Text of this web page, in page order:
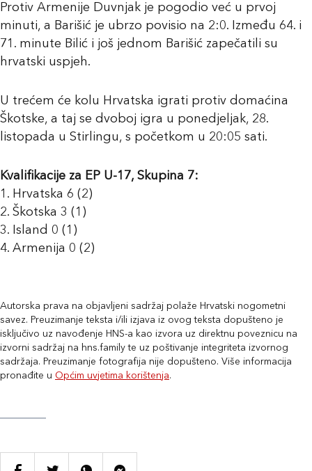
Protiv Armenije Duvnjak je pogodio već u prvoj
minuti, a Barišić je ubrzo povisio na 2:0. Između 64. i
71. minute Bilić i još jednom Barišić zapečatili su
hrvatski uspjeh.
U trećem će kolu Hrvatska igrati protiv domaćina
Škotske, a taj se dvoboj igra u ponedjeljak, 28.
listopada u Stirlingu, s početkom u 20:05 sati.
Kvalifikacije za EP U-17, Skupina 7:
1. Hrvatska 6 (2)
2. Škotska 3 (1)
3. Island 0 (1)
4. Armenija 0 (2)
Autorska prava na objavljeni sadržaj polaže Hrvatski nogometni
savez. Preuzimanje teksta i/ili izjava iz ovog teksta dopušteno je
isključivo uz navođenje HNS-a kao izvora uz direktnu poveznicu na
izvorni sadržaj na hns.family te uz poštivanje integriteta izvornog
sadržaja. Preuzimanje fotografija nije dopušteno. Više informacija
pronađite u Općim uvjetima korištenja.